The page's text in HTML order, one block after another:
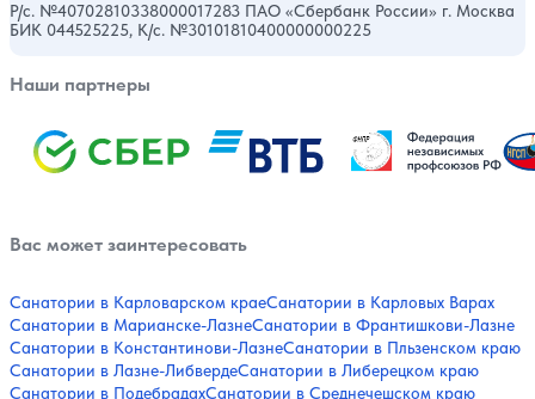
Р/с. №40702810338000017283 ПАО «Сбербанк России» г. Москва
БИК 044525225, К/с. №30101810400000000225
Наши партнеры
Вас может заинтересовать
Санатории в Карловарском краеСанатории в Карловых Варах
Санатории в Марианске-ЛазнеСанатории в Франтишкови-Лазне
Санатории в Константинови-ЛазнеСанатории в Пльзенском краю
Санатории в Лазне-ЛибвердеСанатории в Либерецком краю
Санатории в ПодебрадахСанатории в Среднечешском краю